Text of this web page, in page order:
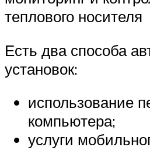
теплового носителя
Есть два способа
установок:
использование
компьютера;
услуги